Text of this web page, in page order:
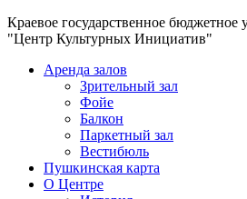
Краевое государственное бюджетное
"Центр Культурных Инициатив"
Аренда залов
Зрительный зал
Фойе
Балкон
Паркетный зал
Вестибюль
Пушкинская карта
О Центре